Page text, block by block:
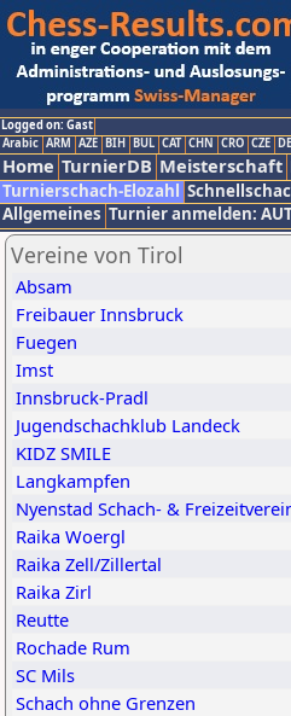
Logged on: Gast
Arabic ARM AZE BIH BUL CAT CHN CRO CZE
Home TurnierDB Meisterschaft
Turnierschach-Elozahl
Allgemeines Turnier anmelden:
Vereine von Tirol
Absam
Freibauer Innsbruck
Fuegen
Imst
Innsbruck-Pradl
Jugendschachklub Landeck
KIDZ SMILE
Langkampfen
Nyenstad Schach- &
Raika Woergl
Raika Zell/Zillertal
Raika Zirl
Reutte
Rochade Rum
SC Mils
Schach ohne Grenzen